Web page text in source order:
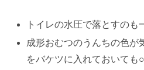
トイレの水圧で落とすのも
成形おむつのうんちの色が
をバケツに入れておいても○